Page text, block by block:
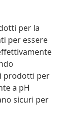
per la
per essere
prodotti per
a pH
sicuri per